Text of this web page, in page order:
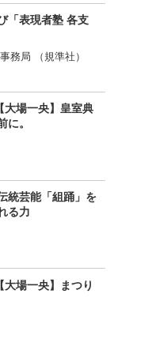
「表現者塾 各支
務局 （規準社）
大場一央】皇室典
に。
統芸能「組踊」を
る力
場一央】まつり